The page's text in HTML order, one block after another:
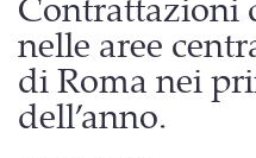
Contrattazioni
nelle aree
di Roma nei
dell’anno.